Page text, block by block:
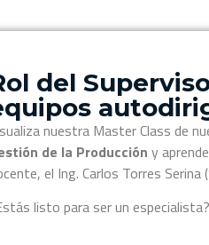
del
nuestra Master Class de
de la Producción y
el Ing. Carlos Torres
listo para ser un especialista?